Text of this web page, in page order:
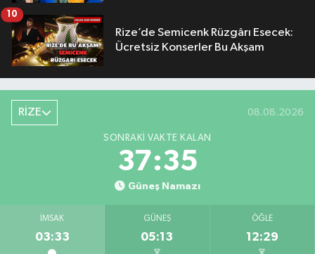
Rize’de Semicenk Rüzgârı Esecek:
Ücretsiz Konserler Bu Akşam
10
RİZE 08.08.2026
SONRAKI VAKTE KALAN
37:34
Güneş Namazı
İMSAK
03:33
GÜNEŞ
05:13
ÖĞLE
12:29